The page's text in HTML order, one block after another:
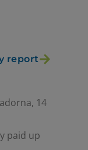
report
14
paid up